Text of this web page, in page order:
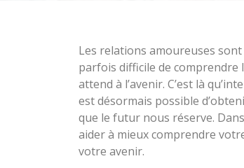
Les relations amoureuses
parfois difficile de comprendre
attend à l’avenir. C’est là
est désormais possible
que le futur nous réserve.
aider à mieux comprendre
votre avenir.